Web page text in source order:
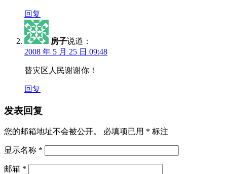
回复
房子说道：
2008 年 5 月 25 日 09:48
替灾区人民谢谢你！
回复
发表回复
您的邮箱地址不会被公开。 必填项已用 * 标注
显示名称 *
邮箱 *